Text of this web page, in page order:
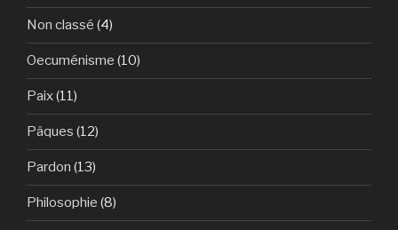
Non classé (4)
Oecuménisme (10)
Paix(11)
Pâques (12)
Pardon (13)
Philosophie (8)